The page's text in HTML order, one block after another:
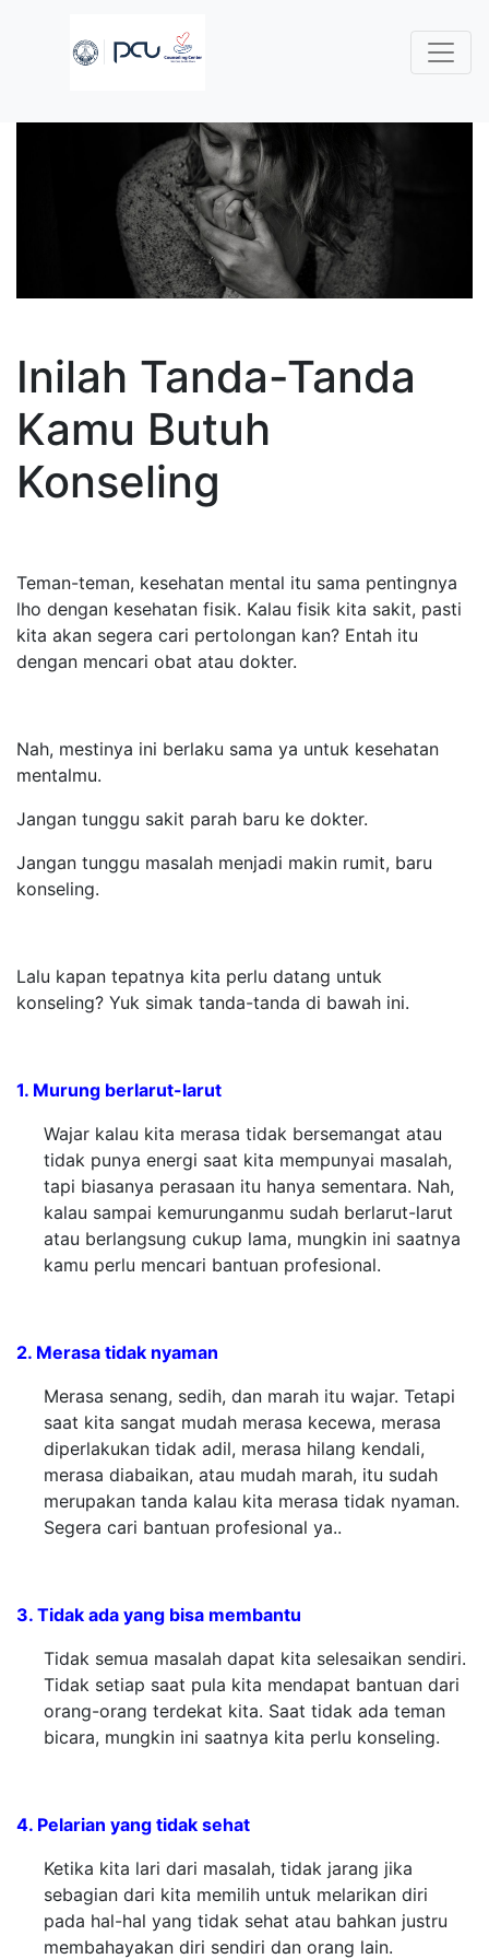
Inilah Tanda-Tanda
Kamu Butuh
Konseling
Teman-teman, kesehatan mental itu sama pentingnya
lho dengan kesehatan fisik. Kalau fisik kita sakit, pasti
kita akan segera cari pertolongan kan? Entah itu
dengan mencari obat atau dokter.
Nah, mestinya ini berlaku sama ya untuk kesehatan
mentalmu.
Jangan tunggu sakit parah baru ke dokter.
Jangan tunggu masalah menjadi makin rumit, baru
konseling.
Lalu kapan tepatnya kita perlu datang untuk
konseling? Yuk simak tanda-tanda di bawah ini.
1. Murung berlarut-larut
Wajar kalau kita merasa tidak bersemangat atau
tidak punya energi saat kita mempunyai masalah,
tapi biasanya perasaan itu hanya sementara. Nah,
kalau sampai kemurunganmu sudah berlarut-larut
atau berlangsung cukup lama, mungkin ini saatnya
kamu perlu mencari bantuan profesional.
2. Merasa tidak nyaman
Merasa senang, sedih, dan marah itu wajar. Tetapi
saat kita sangat mudah merasa kecewa, merasa
diperlakukan tidak adil, merasa hilang kendali,
merasa diabaikan, atau mudah marah, itu sudah
merupakan tanda kalau kita merasa tidak nyaman.
Segera cari bantuan profesional ya..
3. Tidak ada yang bisa membantu
Tidak semua masalah dapat kita selesaikan sendiri.
Tidak setiap saat pula kita mendapat bantuan dari
orang-orang terdekat kita. Saat tidak ada teman
bicara, mungkin ini saatnya kita perlu konseling.
4. Pelarian yang tidak sehat
Ketika kita lari dari masalah, tidak jarang jika
sebagian dari kita memilih untuk melarikan diri
pada hal-hal yang tidak sehat atau bahkan justru
membahayakan diri sendiri dan orang lain.